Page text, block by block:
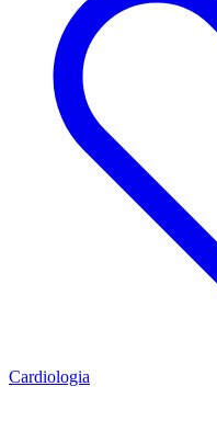
Cardiologia